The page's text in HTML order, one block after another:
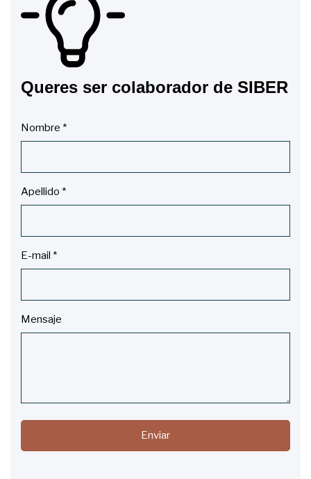
Queres ser colaborador de SIBER
Nombre *
Apellido *
E-mail *
Mensaje
Enviar